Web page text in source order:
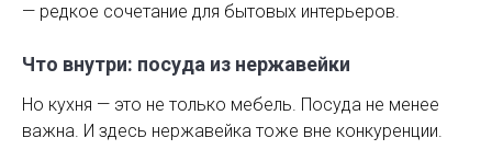
— редкое сочетание для бытовых интерьеров.
Что внутри: посуда из нержавейки
Но кухня — это не только мебель. Посуда не менее
важна. И здесь нержавейка тоже вне конкуренции.